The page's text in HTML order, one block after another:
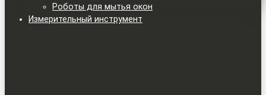
Роботы для мытья окон
Измерительный инструмент